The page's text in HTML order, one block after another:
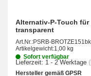
Alternativ-P-Touch für
transparent
Art.Nr.:PSRB-
Artikelgewicht:1,00 kg
Sofort verfügbar
Lieferzeit: 1 - 2 Werktage
Hersteller gemäß GPSR